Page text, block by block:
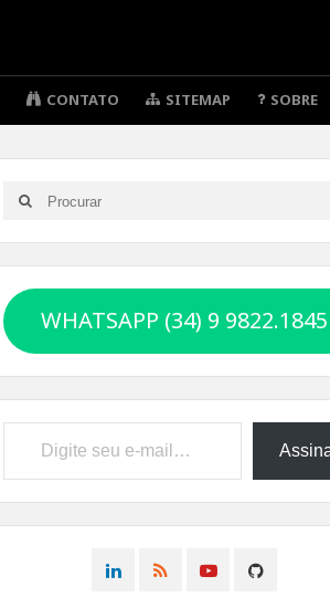
CONTATO SITEMAP SOBRE
Search
for:
Search
WHATSAPP (34) 9 9822.1845
Digite seu e-mail…
CONNECTCONNECTCONNECT